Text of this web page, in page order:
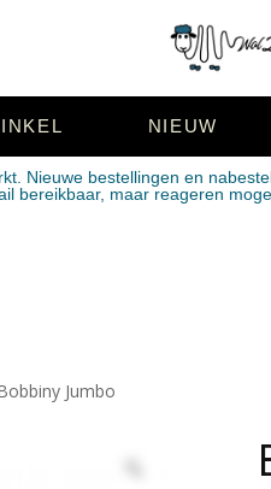
NIEUW
Nieuwe bestellingen en
bereikbaar, maar reageren
Jumbo